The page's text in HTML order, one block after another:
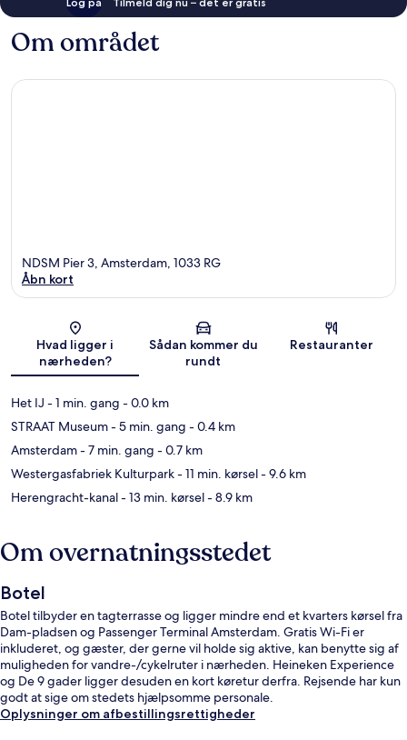
Om området
Kort
NDSM Pier 3, Amsterdam, 1033 RG
Åbn kort
Hvad ligger i
nærheden?
Sådan kommer du
rundt
Restauranter
Het IJ - 1 min. gang - 0.0 km
STRAAT Museum- 5 min. gang - 0.4 km
Amsterdam- 7 min. gang - 0.7 km
Westergasfabriek Kulturpark- 11 min. kørsel- 9.6 km
Herengracht-kanal- 13 min. kørsel- 8.9 km
Om overnatningsstedet
Botel
Botel tilbyder en tagterrasse og ligger mindre end et kvarters kørsel fra
Dam-pladsen og Passenger Terminal Amsterdam. Gratis Wi-Fi er
inkluderet, og gæster, der gerne vil holde sig aktive, kan benytte sig af
muligheden for vandre-/cykelruter i nærheden. Heineken Experience
og De 9 gader ligger desuden en kort køretur derfra. Rejsende har kun
godt at sige om stedets hjælpsomme personale.
Oplysninger om afbestillingsrettigheder